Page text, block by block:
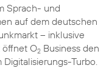
Sprach- und
auf dem deutschen
– inklusive
öffnet O2Business den
Digitalisierungs-Turbo.